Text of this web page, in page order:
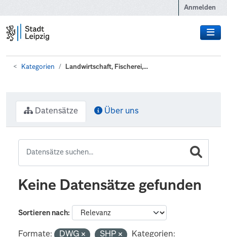
Anmelden
Kategorien Landwirtschaft, Fischerei,...
Datensätze Über uns
Keine Datensätze gefunden
Sortieren nach
Formate: DWG SHP
Kategorien: